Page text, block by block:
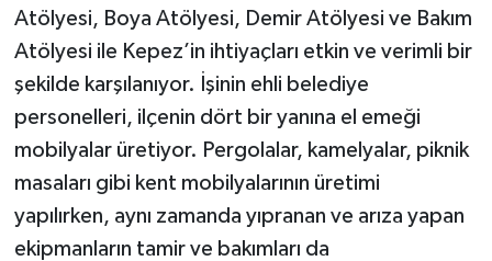
Atölyesi, Boya Atölyesi, Demir Atölyesi ve Bakım
Atölyesi ile Kepez’in ihtiyaçları etkin ve verimli bir
şekilde karşılanıyor. İşinin ehli belediye
personelleri, ilçenin dört bir yanına el emeği
mobilyalar üretiyor. Pergolalar, kamelyalar, piknik
masaları gibi kent mobilyalarının üretimi
yapılırken, aynı zamanda yıpranan ve arıza yapan
ekipmanların tamir ve bakımları da